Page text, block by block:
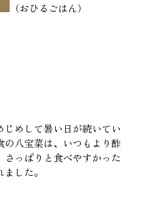
（おひるごはん）
めして暑い日が続いてい
の八宝菜は、いつもより酢
っぱりと食べやすかった
した。